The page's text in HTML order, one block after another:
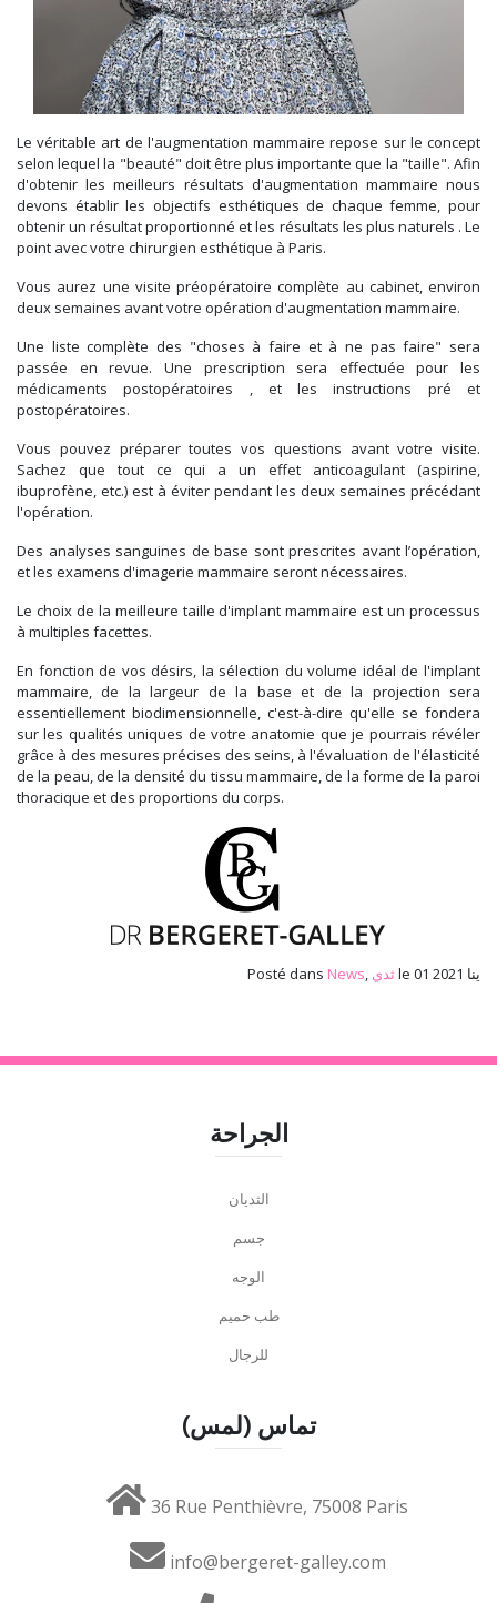
Le véritable art de l'augmentation mammaire repose sur le concept
selon lequel la "beauté" doit être plus importante que la "taille". Afin
d'obtenir les meilleurs résultats d'augmentation mammaire nous
devons établir les objectifs esthétiques de chaque femme, pour
obtenir un résultat proportionné et les résultats les plus naturels . Le
point avec votre chirurgien esthétique à Paris.
Vous aurez une visite préopératoire complète au cabinet, environ
deux semaines avant votre opération d'augmentation mammaire.
Une liste complète des "choses à faire et à ne pas faire" sera
passée en revue. Une prescription sera effectuée pour les
médicaments postopératoires , et les instructions pré et
postopératoires.
Vous pouvez préparer toutes vos questions avant votre visite.
Sachez que tout ce qui a un effet anticoagulant (aspirine,
ibuprofène, etc.) est à éviter pendant les deux semaines précédant
l'opération.
Des analyses sanguines de base sont prescrites avant l’opération,
et les examens d'imagerie mammaire seront nécessaires.
Le choix de la meilleure taille d'implant mammaire est un processus
à multiples facettes.
En fonction de vos désirs, la sélection du volume idéal de l'implant
mammaire, de la largeur de la base et de la projection sera
essentiellement biodimensionnelle, c'est-à-dire qu'elle se fondera
sur les qualités uniques de votre anatomie que je pourrais révéler
grâce à des mesures précises des seins, à l'évaluation de l'élasticité
de la peau, de la densité du tissu mammaire, de la forme de la paroi
thoracique et des proportions du corps.
Posté dans News, ثدي le 01 ينا 2021
الجراحة
الثديان
جسم
الوجه
طب حميم
للرجال
تماس (لمس)
36 Rue Penthièvre, 75008 Paris
info@bergeret-galley.com